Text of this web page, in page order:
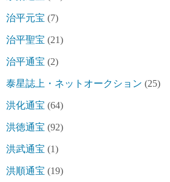
治平元宝 (7)
治平聖宝 (21)
治平通宝 (2)
泰星誌上・ネットオークション (25)
洪化通宝 (64)
洪徳通宝 (92)
洪武通宝 (1)
洪順通宝 (19)